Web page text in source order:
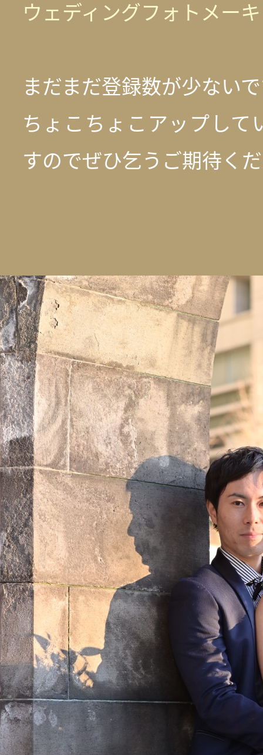
ウェディングフォトメー
まだまだ登録数が少ない
ちょこちょこアップして
すのでぜひ乞うご期待く